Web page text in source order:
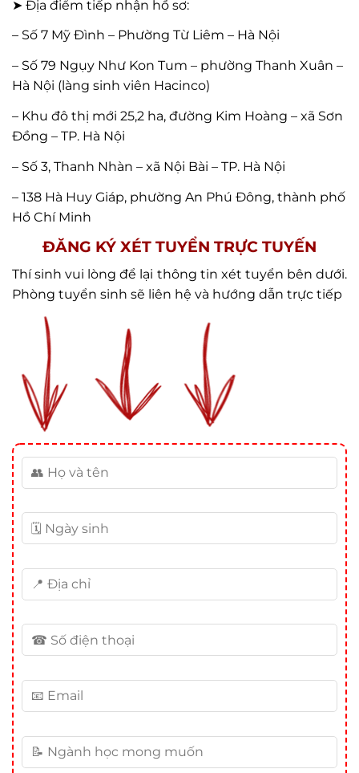
➤ Địa điểm tiếp nhận hồ sơ:
– Số 7 Mỹ Đình – Phường Từ Liêm – Hà Nội
– Số 79 Ngụy Như Kon Tum – phường Thanh Xuân –
Hà Nội (làng sinh viên Hacinco)
– Khu đô thị mới 25,2 ha, đường Kim Hoàng – xã Sơn
Đồng – TP. Hà Nội
– Số 3, Thanh Nhàn – xã Nội Bài – TP. Hà Nội
– 138 Hà Huy Giáp, phường An Phú Đông, thành phố
Hồ Chí Minh
ĐĂNG KÝ XÉT TUYỂN TRỰC TUYẾN
Thí sinh vui lòng để lại thông tin xét tuyển bên dưới.
Phòng tuyển sinh sẽ liên hệ và hướng dẫn trực tiếp